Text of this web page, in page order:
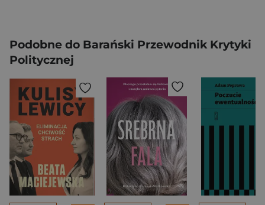
Podobne do Barański Przewodnik Krytyki
Politycznej